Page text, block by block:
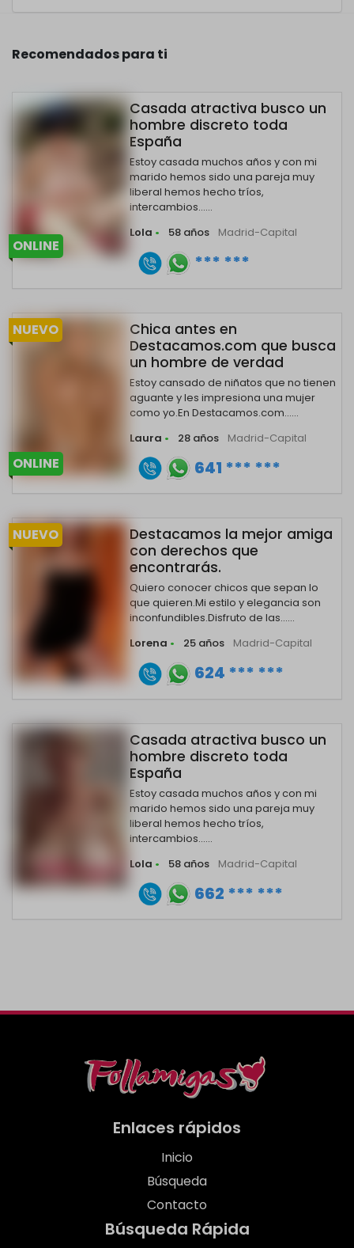
Recomendados para ti
ONLINE
Casada atractiva busco un
hombre discreto toda
España
Estoy casada muchos años y con mi
marido hemos sido una pareja muy
liberal hemos hecho tríos,
intercambios......
Lola • 58 años Madrid-Capital
*** ***
NUEVO
ONLINE
Chica antes en
Destacamos.com que busca
un hombre de verdad
Estoy cansado de niñatos que no tienen
aguante y les impresiona una mujer
como yo.En Destacamos.com......
Laura • 28 años Madrid-Capital
641 *** ***
NUEVO
Destacamos la mejor amiga
con derechos que
encontrarás.
Quiero conocer chicos que sepan lo
que quieren.Mi estilo y elegancia son
inconfundibles.Disfruto de las......
Lorena • 25 años Madrid-Capital
624 *** ***
Casada atractiva busco un
hombre discreto toda
España
Estoy casada muchos años y con mi
marido hemos sido una pareja muy
liberal hemos hecho tríos,
intercambios......
Lola • 58 años Madrid-Capital
662 *** ***
Enlaces rápidos
Inicio
Búsqueda
Contacto
Búsqueda Rápida